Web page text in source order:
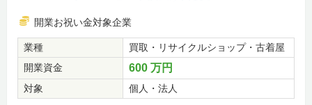
開業お祝い金対象企業
業種
買取・リサイクルショップ・古着屋
開業資金
600 万円
対象 個人・法人